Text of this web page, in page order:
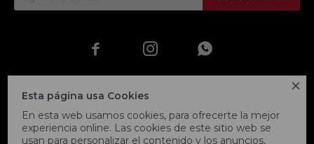

Esta página usa Cookies
En esta web usamos cookies, para ofrecerte la mejor
experiencia online. Las cookies de este sitio web se
usan para personalizar el contenido y los anuncios,
  